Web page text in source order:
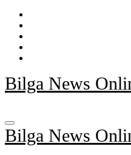
Bilga News
Bilga News